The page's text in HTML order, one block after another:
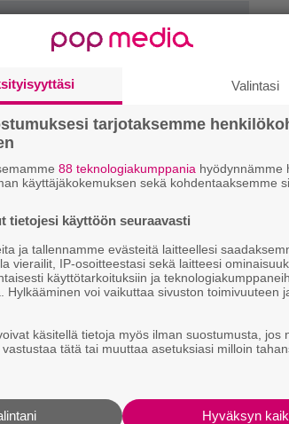
mahtavaa kiertää ja nähdä
Valintasi
tarjotaksemme
88 teknologiakumppania hyödynnämme
käyttäjäkokemuksen sekä kohdentaaksemme
tietojesi käyttöön seuraavasti
ja tallennamme evästeitä laitteellesi
vierailit, IP-osoitteestasi sekä laitteesi
käyttötarkoituksiin ja
Hylkääminen voi vaikuttaa sivuston toimivuuteen
käsitellä tietoja myös ilman suostumusta, jos
tätä tai muuttaa asetuksiasi milloin
Hyväksyn